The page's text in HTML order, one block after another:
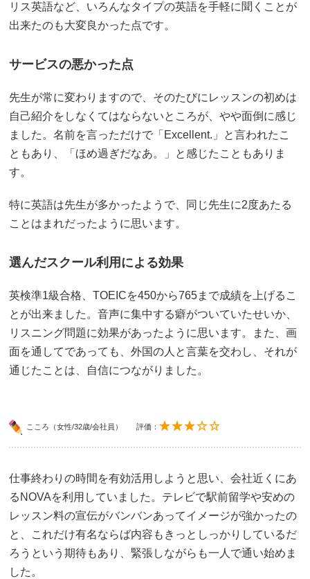
リス英語など、いろんなタイプの英語を手軽に聞くことが
出来たのも大変良かった点です。
サービスの悪かった点
先生が常に変わりますので、そのたびにレッスンの初めは
自己紹介をしなくてはならないところが、やや面倒に感じ
ました。名前を言っただけで「Excellent.」と言われたこ
ともあり、「ほめ過ぎだなあ。」と感じたこともありま
す。
特に英語は先生が多かったようで、同じ先生に2度あたる
ことはまれだったように思います。
選んだスクール利用による効果
英検準1級合格、TOEICを450から765まで成績を上げるこ
とが出来ました。音声に集中する癖がついていたせいか、
リスニング問題に効果があったように思います。また、画
面を通してであっても、外国の人と言葉を交わし、それが
通じたことは、自信につながりました。
こころ（女性/32歳/会社員） 評価：
仕事終わりの時間を有効活用しようと思い、会社近くにあ
るNOVAを利用していました。テレビで駅前留学や安めの
レッスン料の宣伝がバンバンあってイメージが強かったの
と、これだけ有名ならば内容もきっとしっかりしているだ
ろうという期待もあり、緊張しながらも一人で通い始めま
した。